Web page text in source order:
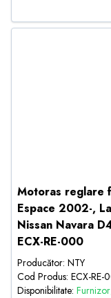
Motoras reglare
Espace 2002-,
Nissan Navara
ECX-RE-000
Producător: NTY
Cod Produs: ECX-RE-
Disponibilitate: